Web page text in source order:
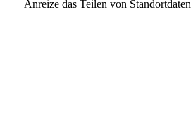
Anreize das Teilen von Standortdaten